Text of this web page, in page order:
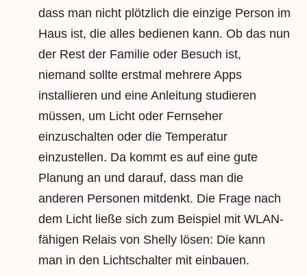
dass man nicht plötzlich die einzige Person im
Haus ist, die alles bedienen kann. Ob das nun
der Rest der Familie oder Besuch ist,
niemand sollte erstmal mehrere Apps
installieren und eine Anleitung studieren
müssen, um Licht oder Fernseher
einzuschalten oder die Temperatur
einzustellen. Da kommt es auf eine gute
Planung an und darauf, dass man die
anderen Personen mitdenkt. Die Frage nach
dem Licht ließe sich zum Beispiel mit WLAN-
fähigen Relais von Shelly lösen: Die kann
man in den Lichtschalter mit einbauen.